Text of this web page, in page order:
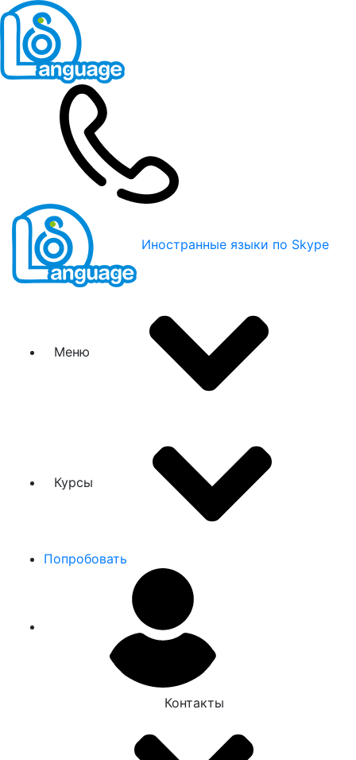
Иностранные языки по Skype
Меню
Курсы
Попробовать
Контакты